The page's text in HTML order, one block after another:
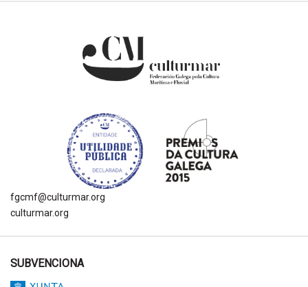
fgcmf@culturmar.org
culturmar.org
SUBVENCIONA